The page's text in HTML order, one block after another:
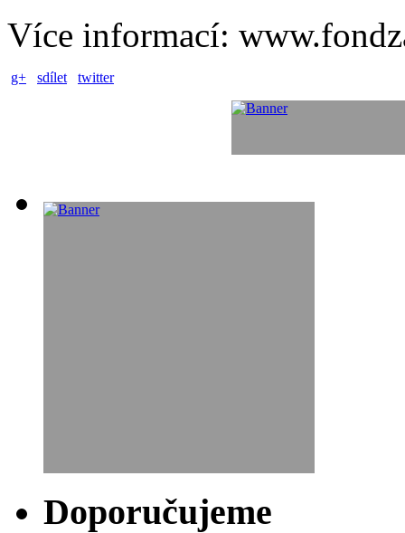
Více informací:
g+ sdílet twitter
Doporučujeme